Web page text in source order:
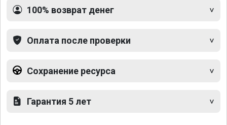
100% возврат денег
Оплата после проверки
Сохранение ресурса
Гарантия 5 лет